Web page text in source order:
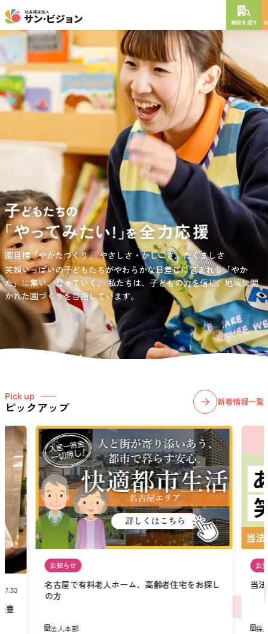
施設を探す
負担の少ない介護、ふれあいを大切にする介護、笑顔が溢れている
介護を目指して。
愛知・岐阜・長野の3県下で38施設・151事業所の介護関連事業所を運
営する社会福祉法人サン・ビジョンでは、今後ますます高まる介護
ニーズに幅広く対応していきます。
園目標「やかたづくり」やさしさ・かしこさ。たくましさ
笑顔いっぱいの子どもたちがやわらかな日差しに包まれる「やか
た」に集い、育っていく。私たちは、子どもの力を信じ、地域に開
かれた園づくりを目指しています。
サンサン・スクール東山公園では、小学生の児童が放課後安心して
過ごせる環境を提供するとともに、宿題・クラブ活動(英語・習字・
選択)などの学習面にも力を入れて行っている学童保育所です。
NEW OPEN
年
特別養護老人ホーム
短期入所生活介護
通所介護
居宅介護支援
グレイスフル砧公園
東京都世田谷区大蔵 3丁目4番12号
お問い合わせ先
03-6411-5781
担当：宮澤
Pick up
ピックアップ 新着情報一覧
豊
お知らせ
名古屋で有料老人ホーム、高齢者住宅をお探し
の方
法人本部
お
当
採